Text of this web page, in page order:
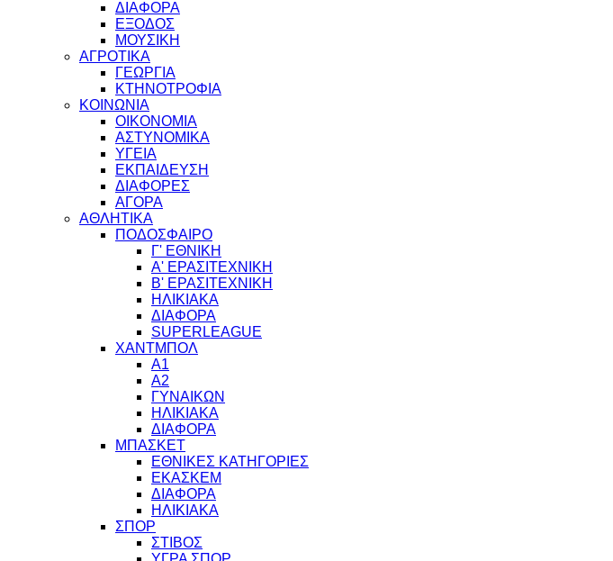
ΔΙΑΦΟΡΑ
ΕΞΟΔΟΣ
ΜΟΥΣΙΚΗ
ΑΓΡΟΤΙΚΑ
ΓΕΩΡΓΙΑ
ΚΤΗΝΟΤΡΟΦΙΑ
ΚΟΙΝΩΝΙΑ
ΟΙΚΟΝΟΜΙΑ
ΑΣΤΥΝΟΜΙΚΑ
ΥΓΕΙΑ
ΕΚΠΑΙΔΕΥΣΗ
ΔΙΑΦΟΡΕΣ
ΑΓΟΡΑ
ΑΘΛΗΤΙΚΑ
ΠΟΔΟΣΦΑΙΡΟ
Γ' ΕΘΝΙΚΗ
Α' ΕΡΑΣΙΤΕΧΝΙΚΗ
Β' ΕΡΑΣΙΤΕΧΝΙΚΗ
ΗΛΙΚΙΑΚΑ
ΔΙΑΦΟΡΑ
SUPERLEAGUE
ΧΑΝΤΜΠΟΛ
Α1
Α2
ΓΥΝΑΙΚΩΝ
ΗΛΙΚΙΑΚΑ
ΔΙΑΦΟΡΑ
ΜΠΑΣΚΕΤ
ΕΘΝΙΚΕΣ ΚΑΤΗΓΟΡΙΕΣ
ΕΚΑΣΚΕΜ
ΔΙΑΦΟΡΑ
ΗΛΙΚΙΑΚΑ
ΣΠΟΡ
ΣΤΙΒΟΣ